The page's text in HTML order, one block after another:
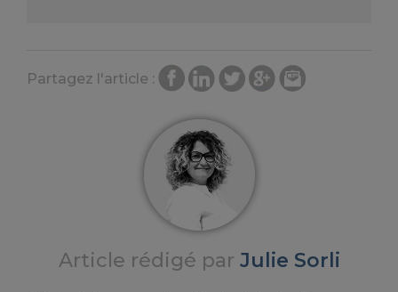
Partagez l'article :
Article rédigé par Julie Sorli